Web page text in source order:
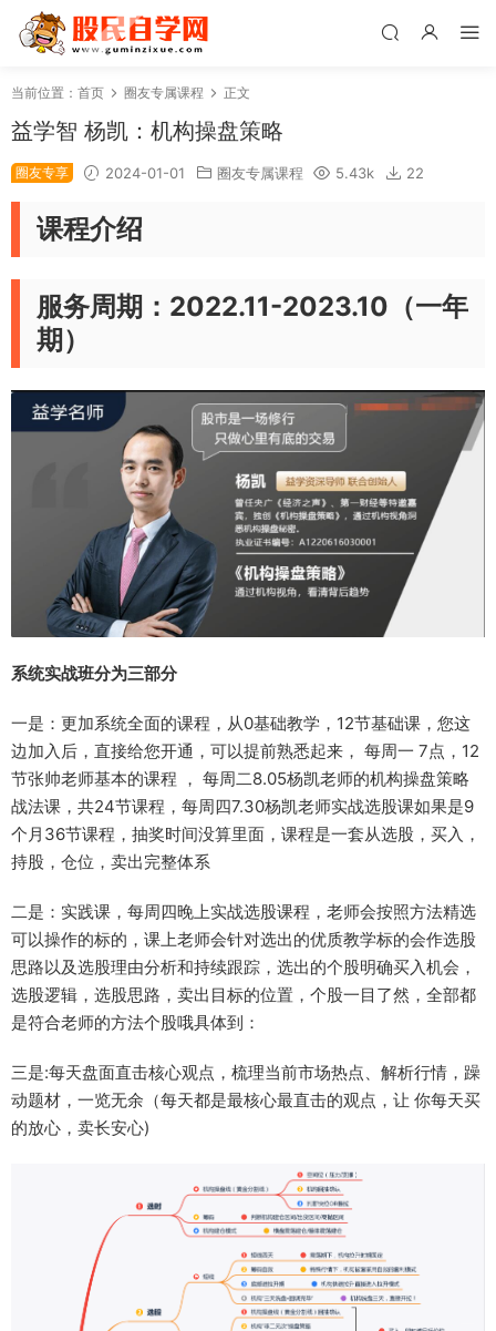
当前位置： 首页 圈友专属课程 正文
益学智 杨凯：机构操盘策略
圈友专享 2024-01-01 圈友专属课程 5.43k 22
课程介绍
服务周期：2022.11-2023.10（一年
期）
系统实战班分为三部分
一是：更加系统全面的课程，从0基础教学，12节基础课，您这
边加入后，直接给您开通，可以提前熟悉起来， 每周一 7点，12
节张帅老师基本的课程 ， 每周二8.05杨凯老师的机构操盘策略
战法课，共24节课程，每周四7.30杨凯老师实战选股课如果是9
个月36节课程，抽奖时间没算里面，课程是一套从选股，买入，
持股，仓位，卖出完整体系
二是：实践课，每周四晚上实战选股课程，老师会按照方法精选
可以操作的标的，课上老师会针对选出的优质教学标的会作选股
思路以及选股理由分析和持续跟踪，选出的个股明确买入机会，
选股逻辑，选股思路，卖出目标的位置，个股一目了然，全部都
是符合老师的方法个股哦具体到：
三是:每天盘面直击核心观点，梳理当前市场热点、解析行情，躁
动题材，一览无余（每天都是最核心最直击的观点，让 你每天买
的放心，卖长安心)